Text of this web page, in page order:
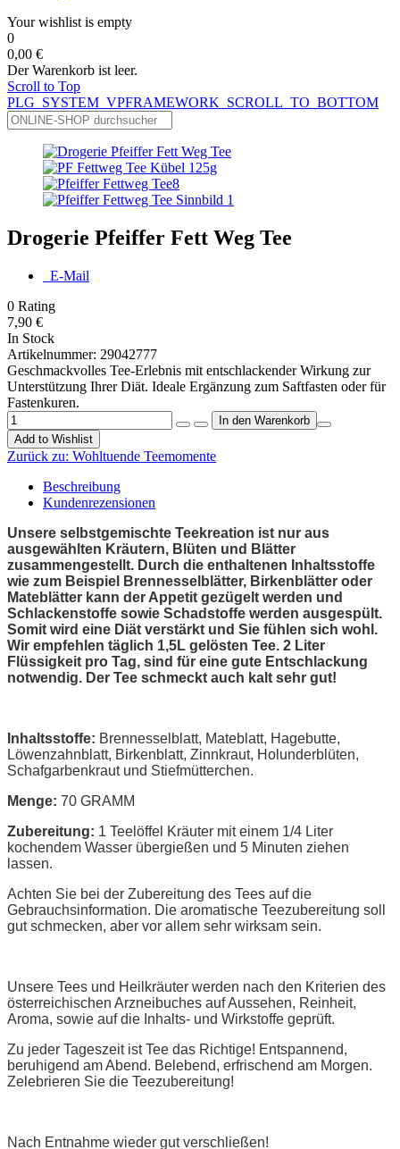
Your wishlist is empty
0
0,00 €
Der Warenkorb ist leer.
Scroll to Top
PLG_SYSTEM_VPFRAMEWORK_SCROLL_TO_BOTTOM
Drogerie Pfeiffer Fett Weg Tee
E-Mail
0 Rating
7,90 €
In Stock
Artikelnummer: 29042777
Geschmackvolles Tee-Erlebnis mit entschlackender Wirkung zur
Unterstützung Ihrer Diät. Ideale Ergänzung zum Saftfasten oder für
Fastenkuren.
Add to Wishlist
Zurück zu: Wohltuende Teemomente
Beschreibung
Kundenrezensionen
Unsere selbstgemischte Teekreation ist nur aus
ausgewählten Kräutern, Blüten und Blätter
zusammengestellt. Durch die enthaltenen Inhaltsstoffe
wie zum Beispiel Brennesselblätter, Birkenblätter oder
Mateblätter kann der Appetit gezügelt werden und
Schlackenstoffe sowie Schadstoffe werden ausgespült.
Somit wird eine Diät verstärkt und Sie fühlen sich wohl.
Wir empfehlen täglich 1,5L gelösten Tee. 2 Liter
Flüssigkeit pro Tag, sind für eine gute Entschlackung
notwendig. Der Tee schmeckt auch kalt sehr gut!
Inhaltsstoffe: Brennesselblatt, Mateblatt, Hagebutte,
Löwenzahnblatt, Birkenblatt, Zinnkraut, Holunderblüten,
Schafgarbenkraut und Stiefmütterchen.
Menge: 70 GRAMM
Zubereitung: 1 Teelöffel Kräuter mit einem 1/4 Liter
kochendem Wasser übergießen und 5 Minuten ziehen
lassen.
Achten Sie bei der Zubereitung des Tees auf die
Gebrauchsinformation. Die aromatische Teezubereitung soll
gut schmecken, aber vor allem sehr wirksam sein.
Unsere Tees und Heilkräuter werden nach den Kriterien des
österreichischen Arzneibuches auf Aussehen, Reinheit,
Aroma, sowie auf die Inhalts- und Wirkstoffe geprüft.
Zu jeder Tageszeit ist Tee das Richtige! Entspannend,
beruhigend am Abend. Belebend, erfrischend am Morgen.
Zelebrieren Sie die Teezubereitung!
Nach Entnahme wieder gut verschließen!